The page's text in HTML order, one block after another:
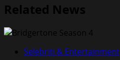
Related News
Selebriti & Entertainment